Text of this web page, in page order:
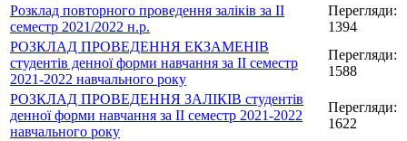
Розклад повторного проведення заліків за ІІ
семестр 2021/2022 н.р.
Перегляди:
1394
РОЗКЛАД ПРОВЕДЕННЯ ЕКЗАМЕНІВ
студентів денної форми навчання за ІІ семестр
2021-2022 навчального року
Перегляди:
1588
РОЗКЛАД ПРОВЕДЕННЯ ЗАЛІКІВ студентів
денної форми навчання за ІІ семестр 2021-2022
навчального року
Перегляди:
1622